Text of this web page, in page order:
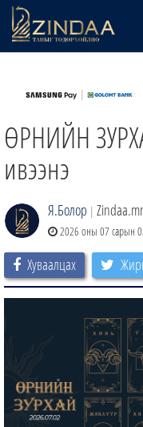
ТВ8
ӨГЛӨӨНИЙ СОНИН
ӨРНИЙН
ивээнэ
Я.Болор |
2026 оны 07 сарын
Хуваалцах